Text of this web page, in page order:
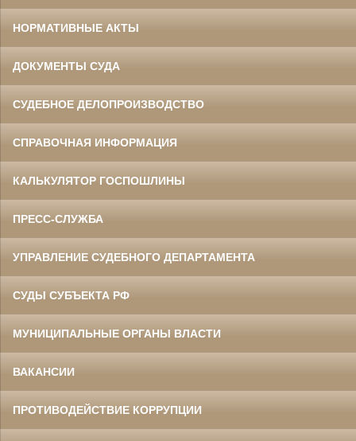
НОРМАТИВНЫЕ АКТЫ
ДОКУМЕНТЫ СУДА
СУДЕБНОЕ ДЕЛОПРОИЗВОДСТВО
СПРАВОЧНАЯ ИНФОРМАЦИЯ
КАЛЬКУЛЯТОР ГОСПОШЛИНЫ
ПРЕСС-СЛУЖБА
УПРАВЛЕНИЕ СУДЕБНОГО ДЕПАРТАМЕНТА
СУДЫ СУБЪЕКТА РФ
МУНИЦИПАЛЬНЫЕ ОРГАНЫ ВЛАСТИ
ВАКАНСИИ
ПРОТИВОДЕЙСТВИЕ КОРРУПЦИИ